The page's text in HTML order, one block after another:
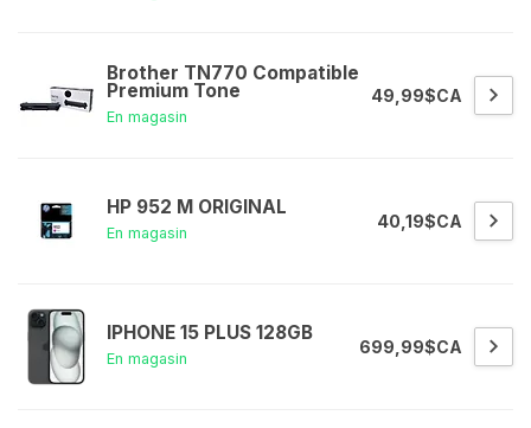
Brother TN770 Compatible
Premium Tone
En magasin
49,99$CA
HP 952 M ORIGINAL
En magasin
40,19$CA
IPHONE 15 PLUS 128GB
En magasin
699,99$CA